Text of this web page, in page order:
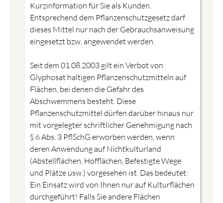
Kurzinformation für Sie als Kunden.
Entsprechend dem Pflanzenschutzgesetz darf
dieses Mittel nur nach der Gebrauchsanweisung
eingesetzt bzw. angewendet werden.
Seit dem 01.08.2003 gilt ein Verbot von
Glyphosat haltigen Pflanzenschutzmitteln auf
Flächen, bei denen die Gefahr des
Abschwemmens besteht. Diese
Pflanzenschutzmittel dürfen darüber hinaus nur
mit vorgelegter schriftlicher Genehmigung nach
§ 6 Abs. 3 PflSchG erworben werden, wenn
deren Anwendung auf Nichtkulturland
(Abstellflächen, Hofflächen, Befestigte Wege
und Plätze usw.) vorgesehen ist. Das bedeutet:
Ein Einsatz wird von Ihnen nur auf Kulturflächen
durchgeführt! Falls Sie andere Flächen